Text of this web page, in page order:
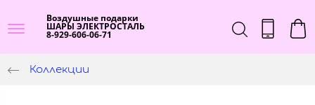
Воздушные подарки
ШАРЫ ЭЛЕКТРОСТАЛЬ
8-929-606-06-71
Коллекции